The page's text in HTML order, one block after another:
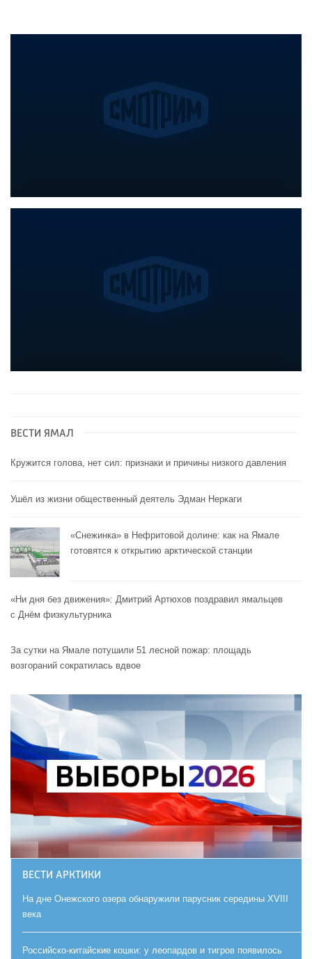
ВЕСТИ ЯМАЛ
Кружится голова, нет сил: признаки и причины низкого давления
Ушёл из жизни общественный деятель Эдман Неркаги
«Снежинка» в Нефритовой долине: как на Ямале
готовятся к открытию арктической станции
«Ни дня без движения»: Дмитрий Артюхов поздравил ямальцев
с Днём физкультурника
За сутки на Ямале потушили 51 лесной пожар: площадь
возгораний сократилась вдвое
ВЕСТИ АРКТИКИ
На дне Онежского озера обнаружили парусник середины XVIII
века
Российско-китайские кошки: у леопардов и тигров появилось